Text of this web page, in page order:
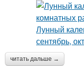
читать дальше →